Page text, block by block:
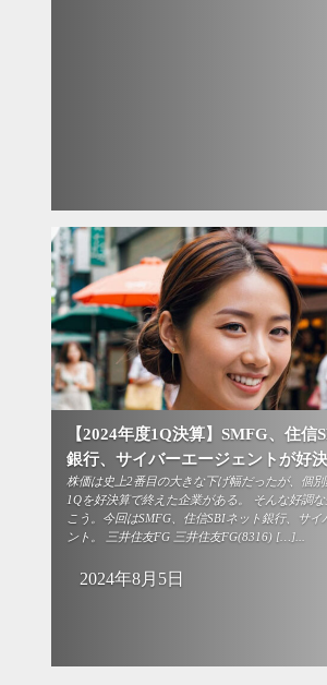
【2024年度1Q決算】SMFG、住信
銀行、サイバーエージェントが好
株価は史上2番目の大きな下げ幅だったが、個
1Qを好決算で終えた企業がある。 そんな好調
こう。今回はSMFG、住信SBIネット銀行、サイ
ント。 三井住友FG 三井住友FG(8316) […]...
2024年8月5日